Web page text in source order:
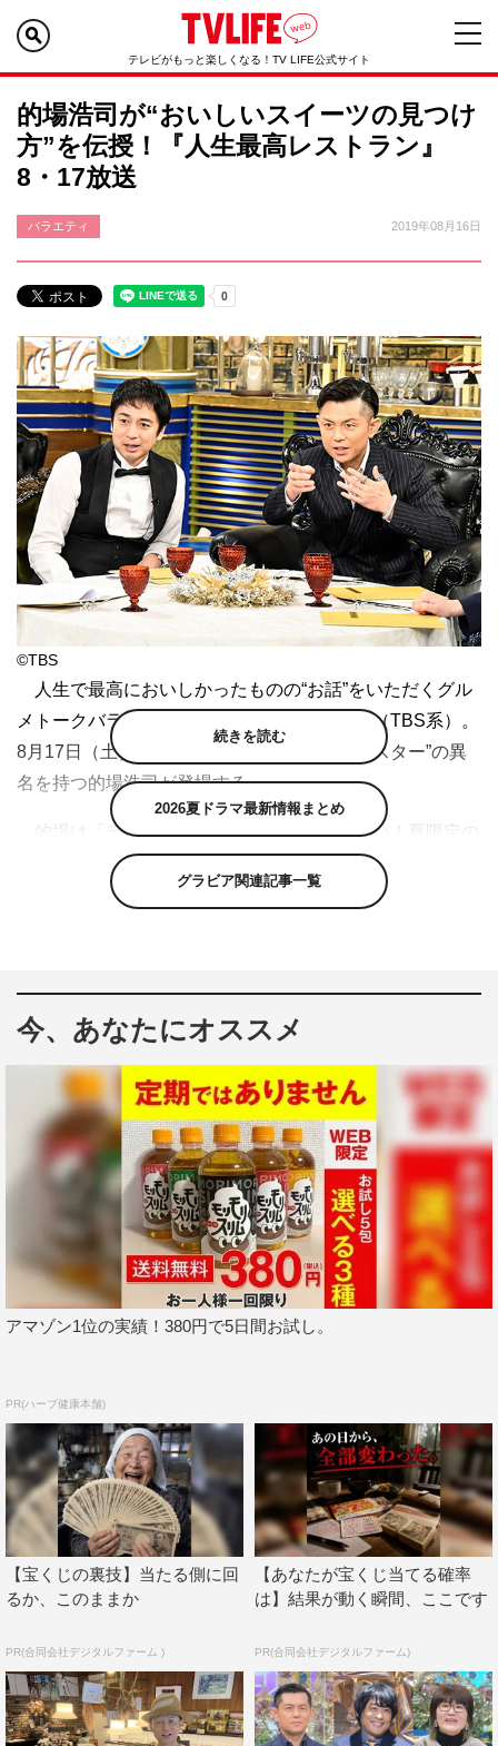
テレビがもっと楽しくなる！TV LIFE公式サイト
的場浩司が“おいしいスイーツの見つけ
方”を伝授！『人生最高レストラン』
8・17放送
バラエティ 2019年08月16日
©TBS
人生で最高においしかったものの“お話”をいただくグル
メトークバラエティ『人生最高レストラン』（TBS系）。
8月17日（土）は、ゲストに“スイーツ・モンスター”の異
名を持つ的場浩司が登場する。
的場は「ディズニーに行ったら必ず食べたい！夏限定の
南国さわやかケーキ」「涼感ぷるぷる！和菓子」「コスパ
最強！シュークリーム」「夏限定○○てんこ盛り！フルー
すすめスイーツに迫るほか、的場流「おいしいスイーツの
見つけ方」も公開する。
『人生最高レストラン』
TBS系
8月17日（土）後11・30～深0・00
＜出演者＞
MC：徳井義実（チュートリアル）
ゲスト：的場浩司
常連客：高橋茂雄、YOU
©TBS
続きを読む
2026夏ドラマ最新情報まとめ
グラビア関連記事一覧
今、あなたにオススメ
アマゾン1位の実績！380円で5日間お試し。
PR(ハーブ健康本舗)
【宝くじの裏技】当たる側に回
るか、このままか
PR(合同会社デジタルファーム )
【あなたが宝くじ当てる確率
は】結果が動く瞬間、ここです
PR(合同会社デジタルファーム)